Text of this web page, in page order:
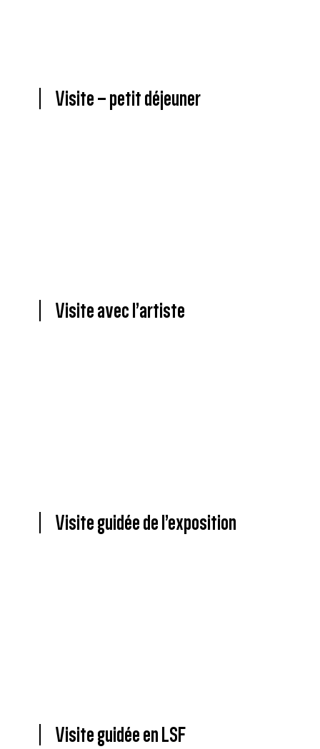
Visite – petit déjeuner
Visite avec l’artiste
Visite guidée de l’exposition
Visite guidée en LSF